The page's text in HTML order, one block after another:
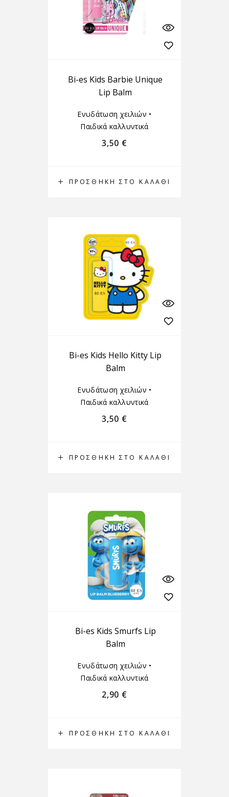
ΠΡΟΣΘΉΚΗ ΣΤΟ ΚΑΛΆΘΙ
Bi-es Kids Barbie Unique
Lip Balm
Ενυδάτωση χειλιών •
Παιδικά καλλυντικά
3,50 €
ΠΡΟΣΘΉΚΗ ΣΤΟ ΚΑΛΆΘΙ
Bi-es Kids Hello Kitty Lip
Balm
Ενυδάτωση χειλιών •
Παιδικά καλλυντικά
3,50 €
ΠΡΟΣΘΉΚΗ ΣΤΟ ΚΑΛΆΘΙ
Bi-es Kids Smurfs Lip
Balm
Ενυδάτωση χειλιών •
Παιδικά καλλυντικά
2,90 €